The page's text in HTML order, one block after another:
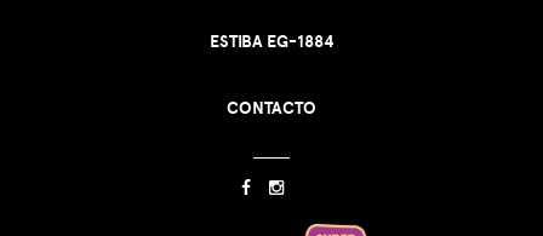
ESTIBA EG-1884
CONTACTO